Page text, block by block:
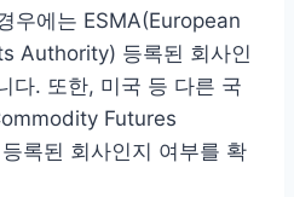
우에는 ESMA(European
Authority) 등록된 회사인
다. 또한, 미국 등 다른 국
Futures
록된 회사인지 여부를 확